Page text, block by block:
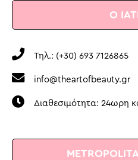
Ο
Τηλ.: (+30) 693 7126865
info@theartofbeauty.gr
Διαθεσιμότητα: 24ωρη